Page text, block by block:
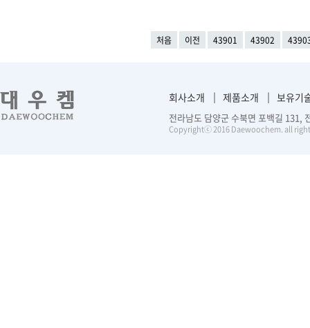
처음 이전 43901 43902
회사소개 제품소개 보유기
전라남도 담양군 수북면 포백길
Copyrightⓒ 2016 Daewoochem. all